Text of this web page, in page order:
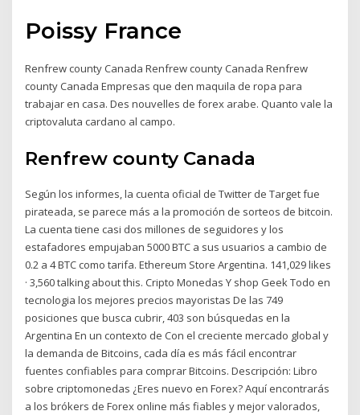
Poissy France
Renfrew county Canada Renfrew county Canada Renfrew
county Canada Empresas que den maquila de ropa para
trabajar en casa. Des nouvelles de forex arabe. Quanto vale la
criptovaluta cardano al campo.
Renfrew county Canada
Según los informes, la cuenta oficial de Twitter de Target fue
pirateada, se parece más a la promoción de sorteos de bitcoin.
La cuenta tiene casi dos millones de seguidores y los
estafadores empujaban 5000 BTC a sus usuarios a cambio de
0.2 a 4 BTC como tarifa. Ethereum Store Argentina. 141,029 likes
· 3,560 talking about this. Cripto Monedas Y shop Geek Todo en
tecnologia los mejores precios mayoristas De las 749
posiciones que busca cubrir, 403 son búsquedas en la
Argentina En un contexto de Con el creciente mercado global y
la demanda de Bitcoins, cada día es más fácil encontrar
fuentes confiables para comprar Bitcoins. Descripción: Libro
sobre criptomonedas ¿Eres nuevo en Forex? Aquí encontrarás
a los brókers de Forex online más fiables y mejor valorados,